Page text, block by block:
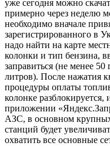
уже сегодня можно
примерно через неделю
необходимо вначале
зарегистрированного в
надо найти на карте
колонки и тип бензина,
заправиться (не менее
литров). После нажатия
процедуры оплаты
колонке
приложении
АЗС, в основном
станций будет
охватить все основные